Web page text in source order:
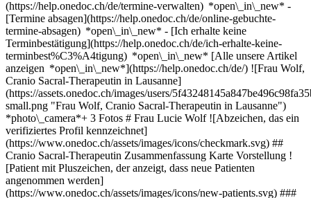
(https://help.onedoc.ch/de/termine-verwalten) *open\_in\_new* -
[Termine absagen](https://help.onedoc.ch/de/online-gebuchte-
termine-absagen) *open\_in\_new* - [Ich erhalte keine
Terminbestätigung](https://help.onedoc.ch/de/ich-erhalte-keine-
terminbest%C3%A4tigung) *open\_in\_new* [Alle unsere Artikel
anzeigen *open\_in\_new*](https://help.onedoc.ch/de/) ![Frau Wolf,
Cranio Sacral-Therapeutin in Lausanne]
(https://assets.onedoc.ch/images/users/
small.png "Frau Wolf, Cranio Sacral-Therapeutin in Lausanne")
*photo\_camera*+ 3 Fotos # Frau Lucie Wolf ![Abzeichen, das ein
verifiziertes Profil kennzeichnet]
(https://www.onedoc.ch/assets/images/icons/checkmark.svg) ##
Cranio Sacral-Therapeutin Zusammenfassung Karte Vorstellung !
[Patient mit Pluszeichen, der anzeigt, dass neue Patienten
angenommen werden]
(https://www.onedoc.ch/assets/images/icons/new-patients.svg) ###